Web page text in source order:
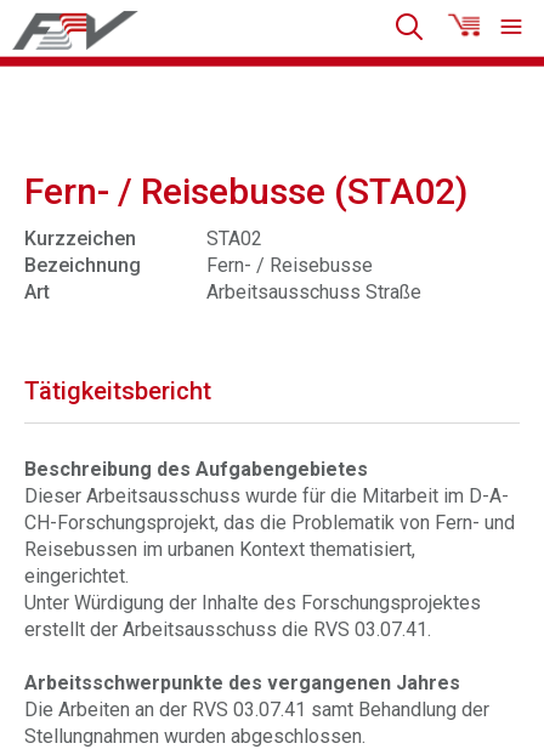
Fern- / Reisebusse (STA02)
Kurzzeichen
STA02
Bezeichnung
Fern- / Reisebusse
Art
Arbeitsausschuss Straße
Tätigkeitsbericht
Beschreibung des Aufgabengebietes
Dieser Arbeitsausschuss wurde für die Mitarbeit im D-A-
CH-Forschungsprojekt, das die Problematik von Fern- und
Reisebussen im urbanen Kontext thematisiert,
eingerichtet.
Unter Würdigung der Inhalte des Forschungsprojektes
erstellt der Arbeitsausschuss die RVS 03.07.41.
Arbeitsschwerpunkte des vergangenen Jahres
Die Arbeiten an der RVS 03.07.41 samt Behandlung der
Stellungnahmen wurden abgeschlossen.